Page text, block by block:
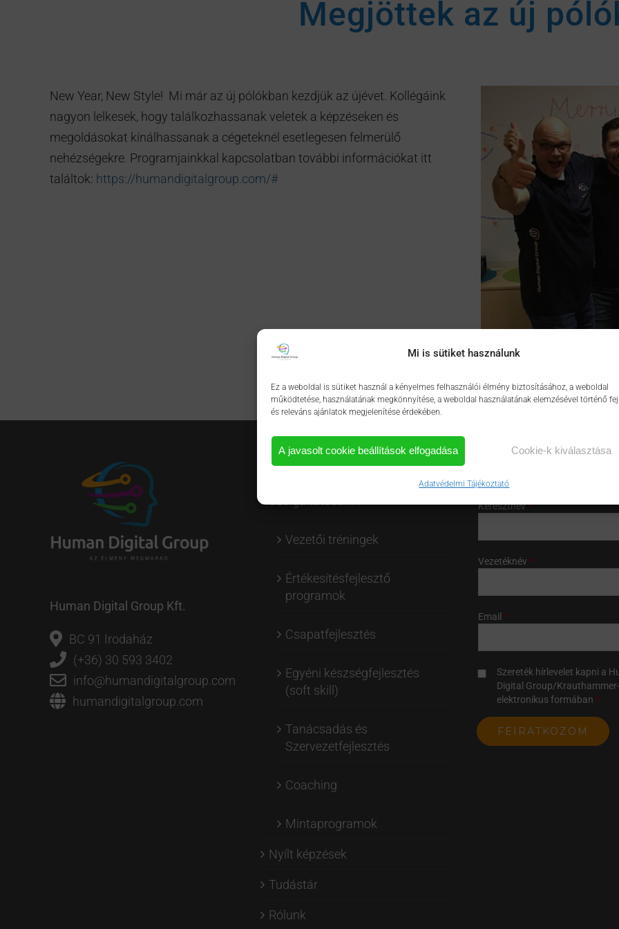
Mi is sütiket használunk
Ez a weboldal is sütiket használ a kényelmes felhasználói élmény biztosításához, a weboldal
működtetése, használatának megkönnyítése, a weboldal használatának elemzésével történő
és releváns ajánlatok megjelenítése érdekében.
A javasolt cookie beállítások elfogadása Cookie-k kiválasztása
Adatvédelmi Tájékoztató
Megjöttek az új
New Year, New Style! Mi már az új pólókban kezdjük az újévet. Kollégáink
nagyon lelkesek, hogy találkozhassanak veletek a képzéseken és
megoldásokat kínálhassanak a cégeteknél esetlegesen felmerülő
nehézségekre. Programjainkkal kapcsolatban további információkat itt
találtok: https://humandigitalgroup.com/#
Human Digital Group Kft.
BC 91 Irodaház
(+36) 30 593 3402
info@humandigitalgroup.com
humandigitalgroup.com
OLDALTÉRKÉP
Vezetői tréningek
Értékesítésfejlesztő
programok
Csapatfejlesztés
Egyéni készségfejlesztés
(soft skill)
Tanácsadás és
Szervezetfejlesztés
Coaching
Mintaprogramok
Nyílt képzések
Tudástár
Rólunk
Keresztnév
Vezetéknév
Email
Szereték hírlevelet kapni a
Digital Group/
elektronikus formában